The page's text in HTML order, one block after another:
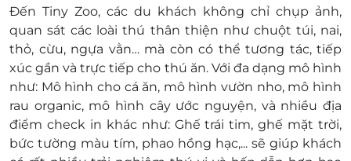
Đến Tiny Zoo, các du khách không chỉ chụp ảnh,
quan sát các loài thú thân thiện như chuột túi, nai,
thỏ, cừu, ngựa vằn… mà còn có thể tương tác, tiếp
xúc gần và trực tiếp cho thú ăn. Với đa dạng mô hình
như: Mô hình cho cá ăn, mô hình vườn nho, mô hình
rau organic, mô hình cây ước nguyện, và nhiều địa
điểm check in khác như: Ghế trái tim, ghế mặt trời,
bức tường màu tím, phao hồng hạc,... sẽ giúp khách